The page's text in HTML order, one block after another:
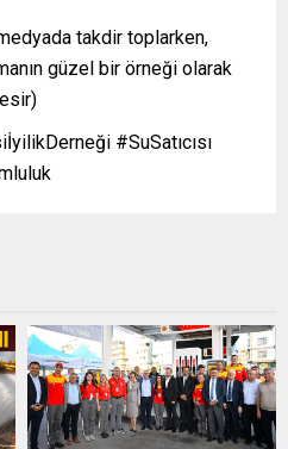
takdir toplarken,
güzel bir örneği olarak
#SuSatıcısı